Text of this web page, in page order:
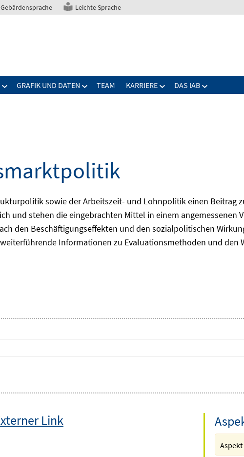
Gebärdensprache Leichte Sprache
GRAFIK UND DATEN TEAM KARRIERE DAS IAB
sowie der Arbeitszeit- und Lohnpolitik einen Beitrag
und stehen die eingebrachten Mittel in einem angemessenen
den Beschäftigungseffekten und den sozialpolitischen
Informationen zu Evaluationsmethoden und den
Link